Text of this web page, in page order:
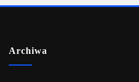
Archiwa